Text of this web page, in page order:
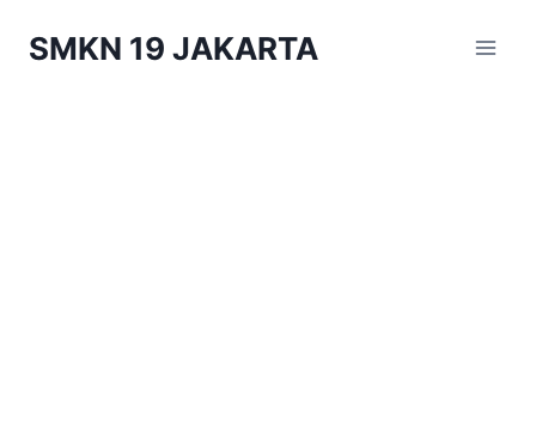
SMKN 19 JAKARTA